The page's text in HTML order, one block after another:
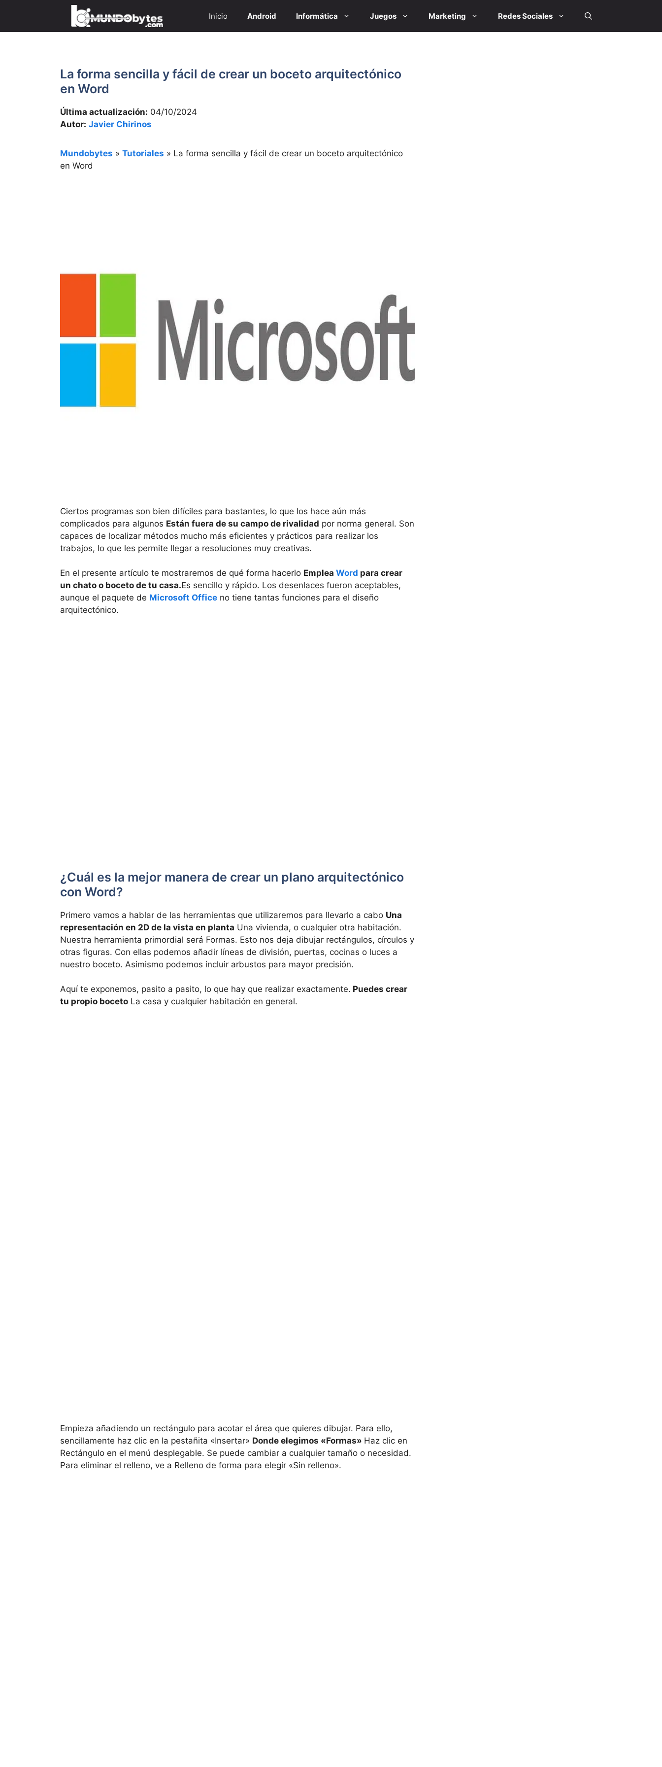
contenido
Inicio Android Informática Juegos Marketing Redes Sociales
La forma sencilla y fácil de crear un boceto arquitectónico
en Word
Última actualización: 04/10/2024
Autor: Javier Chirinos
Mundobytes » Tutoriales » La forma sencilla y fácil de crear un boceto arquitectónico
en Word
Ciertos programas son bien difíciles para bastantes, lo que los hace aún más
complicados para algunos Están fuera de su campo de rivalidad por norma general. Son
capaces de localizar métodos mucho más eficientes y prácticos para realizar los
trabajos, lo que les permite llegar a resoluciones muy creativas.
En el presente artículo te mostraremos de qué forma hacerlo Emplea Word para crear
un chato o boceto de tu casa.Es sencillo y rápido. Los desenlaces fueron aceptables,
aunque el paquete de Microsoft Office no tiene tantas funciones para el diseño
arquitectónico.
¿Cuál es la mejor manera de crear un plano arquitectónico
con Word?
Primero vamos a hablar de las herramientas que utilizaremos para llevarlo a cabo Una
representación en 2D de la vista en planta Una vivienda, o cualquier otra habitación.
Nuestra herramienta primordial será Formas. Esto nos deja dibujar rectángulos, círculos y
otras figuras. Con ellas podemos añadir líneas de división, puertas, cocinas o luces a
nuestro boceto. Asimismo podemos incluir arbustos para mayor precisión.
Aquí te exponemos, pasito a pasito, lo que hay que realizar exactamente. Puedes crear
tu propio boceto La casa y cualquier habitación en general.
Empieza añadiendo un rectángulo para acotar el área que quieres dibujar. Para ello,
sencillamente haz clic en la pestañita «Insertar» Donde elegimos «Formas» Haz clic en
Rectángulo en el menú desplegable. Se puede cambiar a cualquier tamaño o necesidad.
Para eliminar el relleno, ve a Relleno de forma para elegir «Sin relleno».